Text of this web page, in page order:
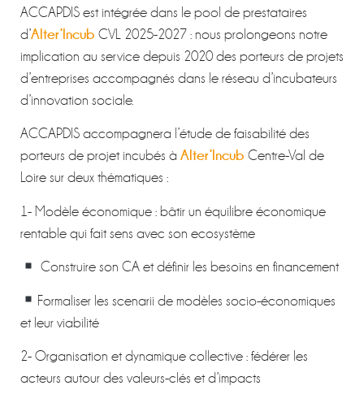
ACCAPDIS est intégrée dans le pool de prestataires
d’Alter’Incub CVL 2025-2027 : nous prolongeons notre
implication au service depuis 2020 des porteurs de projets
d’entreprises accompagnés dans le réseau d’incubateurs
d’innovation sociale.
ACCAPDIS accompagnera l’étude de faisabilité des
porteurs de projet incubés à Alter’Incub Centre-Val de
Loire sur deux thématiques :
1- Modèle économique : bâtir un équilibre économique
rentable qui fait sens avec son ecosystème
Construire son CA et définir les besoins en financement
Formaliser les scenarii de modèles socio-économiques
et leur viabilité
2- Organisation et dynamique collective : fédérer les
acteurs autour des valeurs-clés et d’impacts